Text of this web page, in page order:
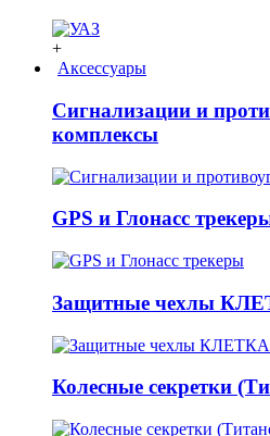
+
Аксессуары
Сигнализации и
комплексы
GPS и Глонасс
Защитные чехлы
Колесные секретки